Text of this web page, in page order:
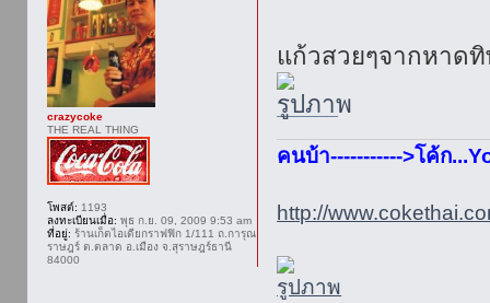
แก้วสวยๆจากหาด
คนบ้า----------->โค้ก
http://
crazycoke
THE REAL THING
โพสต์: 1193
ลงทะเบียนเมื่อ: พุธ ก.ย. 09, 2009 9:53 am
ที่อยู่: ร้านเก็ตไอเดียกราฟฟิก 1/111 ถ.การุณ
ราษฎร์ ต.ตลาด อ.เมือง จ.สุราษฎร์ธานี
84000